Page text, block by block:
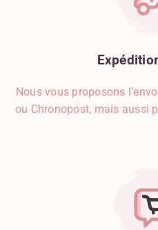
Nous vous proposons
ou Chronopost, mais aussi